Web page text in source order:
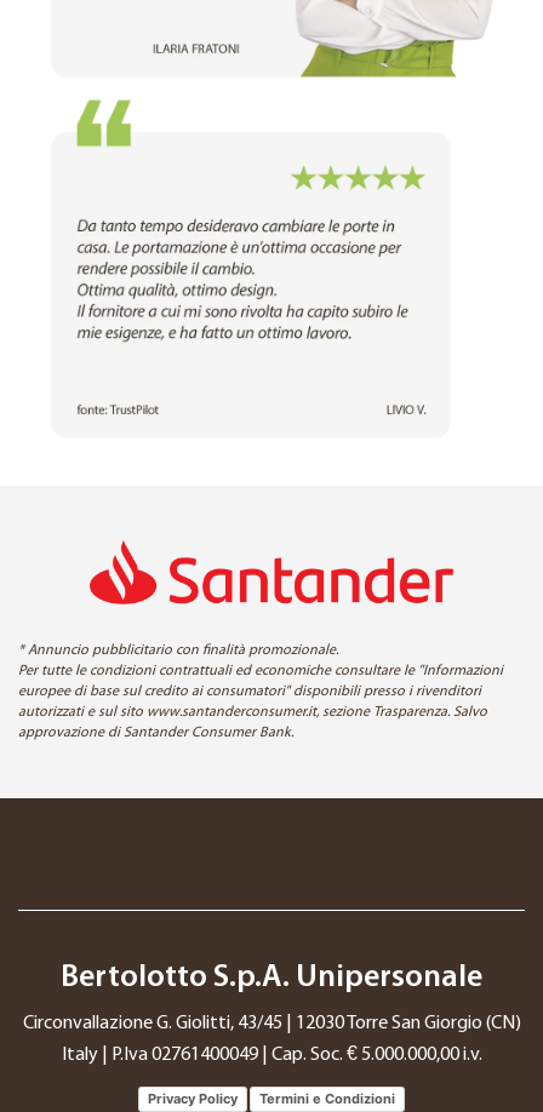
* Annuncio pubblicitario con finalità promozionale.
Per tutte le condizioni contrattuali ed economiche consultare le "Informazioni
europee di base sul credito ai consumatori" disponibili presso i rivenditori
autorizzati e sul sito www.santanderconsumer.it, sezione Trasparenza. Salvo
approvazione di Santander Consumer Bank.
Bertolotto S.p.A. Unipersonale
Circonvallazione G. Giolitti, 43/45 | 12030 Torre San Giorgio (CN)
Italy | P.Iva 02761400049 | Cap. Soc. € 5.000.000,00 i.v.
Privacy Policy Termini e Condizioni